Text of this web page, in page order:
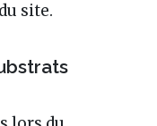
site.